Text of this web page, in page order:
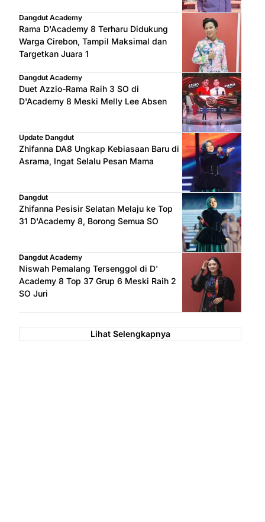
Dangdut Academy
Rama D'Academy 8 Terharu Didukung
Warga Cirebon, Tampil Maksimal dan
Targetkan Juara 1
Dangdut Academy
Duet Azzio-Rama Raih 3 SO di
D'Academy 8 Meski Melly Lee Absen
Update Dangdut
Zhifanna DA8 Ungkap Kebiasaan Baru di
Asrama, Ingat Selalu Pesan Mama
Dangdut
Zhifanna Pesisir Selatan Melaju ke Top
31 D'Academy 8, Borong Semua SO
Dangdut Academy
Niswah Pemalang Tersenggol di D'
Academy 8 Top 37 Grup 6 Meski Raih 2
SO Juri
Lihat Selengkapnya